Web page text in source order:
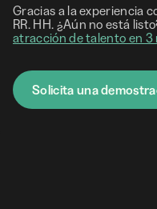
Gracias a la experiencia
RR. HH. ¿Aún no está
atracción de talento en 3
Solicita una